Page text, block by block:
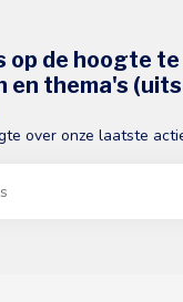
op de hoogte
en thema's
over onze laatste